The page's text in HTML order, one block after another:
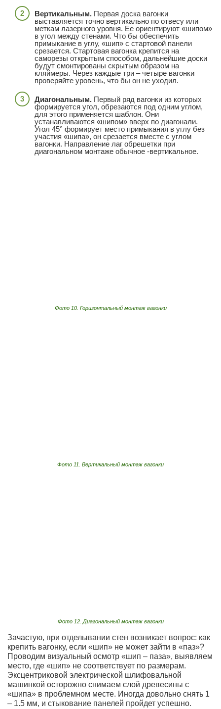
Вертикальным. Первая доска вагонки
выставляется точно вертикально по отвесу или
меткам лазерного уровня. Ее ориентируют «шипом»
в угол между стенами. Что бы обеспечить
примыкание в углу, «шип» с стартовой панели
срезается. Стартовая вагонка крепится на
саморезы открытым способом, дальнейшие доски
будут смонтированы скрытым образом на
кляймеры. Через каждые три – четыре вагонки
проверяйте уровень, что бы он не уходил.
Диагональным. Первый ряд вагонки из которых
формируется угол, обрезаются под одним углом,
для этого применяется шаблон. Они
устанавливаются «шипом» вверх по диагонали.
Угол 45° формирует место примыкания в углу без
участия «шипа», он срезается вместе с углом
вагонки. Направление лаг обрешетки при
диагональном монтаже обычное -вертикальное.
Фото 10. Горизонтальный монтаж вагонки
Фото 11. Вертикальный монтаж вагонки
Фото 12. Диагональный монтаж вагонки
Зачастую, при отделывании стен возникает вопрос: как
крепить вагонку, если «шип» не может зайти в «паз»?
Проводим визуальный осмотр «шип – паза», выявляем
место, где «шип» не соответствует по размерам.
Эксцентриковой электрической шлифовальной
машинкой осторожно снимаем слой древесины с
«шипа» в проблемном месте. Иногда довольно снять 1
– 1.5 мм, и стыкование панелей пройдет успешно.